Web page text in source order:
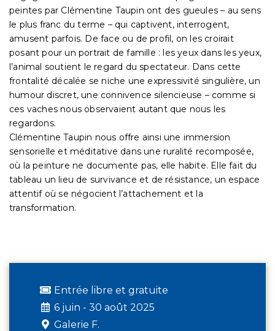
peintes par Clémentine Taupin ont des gueules – au sens
le plus franc du terme – qui captivent, interrogent,
amusent parfois. De face ou de profil, on les croirait
posant pour un portrait de famille : les yeux dans les yeux,
l’animal soutient le regard du spectateur. Dans cette
frontalité décalée se niche une expressivité singulière, un
humour discret, une connivence silencieuse – comme si
ces vaches nous observaient autant que nous les
regardons.
Clémentine Taupin nous offre ainsi une immersion
sensorielle et méditative dans une ruralité recomposée,
où la peinture ne documente pas, elle habite. Elle fait du
tableau un lieu de survivance et de résistance, un espace
attentif où se négocient l’attachement et la
transformation.
Entrée libre et gratuite
6 juin - 30 août 2025
Galerie F.